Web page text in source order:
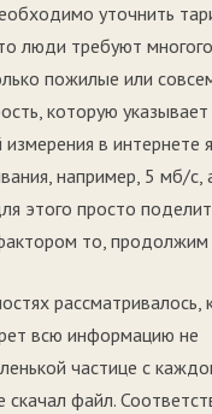
уточнить
люди требуют
пожилые или
которую
в
например, 5 мб/
этого просто
то, продолжим
рассматривалось,
всю информацию не
частице с
скачал файл.